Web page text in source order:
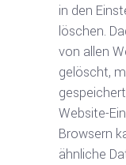
in den
löschen.
von allen
gelöscht,
Website-
Browsern
ähnliche